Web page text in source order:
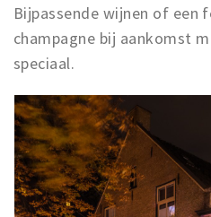
Bijpassende wijnen of een
champagne bij aankomst
speciaal.